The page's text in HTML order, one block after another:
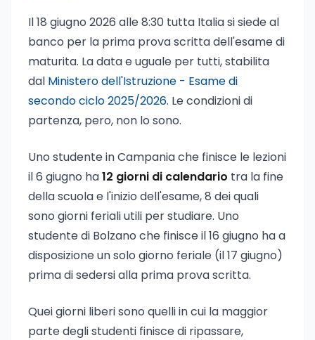
Il 18 giugno 2026 alle 8:30 tutta Italia si siede al
banco per la prima prova scritta dell'esame di
maturita. La data e uguale per tutti, stabilita
dal Ministero dell'Istruzione - Esame di
secondo ciclo 2025/2026. Le condizioni di
partenza, pero, non lo sono.
Uno studente in Campania che finisce le lezioni
il 6 giugno ha12 giorni di calendario tra la fine
della scuola e l'inizio dell'esame, 8 dei quali
sono giorni feriali utili per studiare. Uno
studente di Bolzano che finisce il 16 giugno ha a
disposizione un solo giorno feriale (il 17 giugno)
prima di sedersi alla prima prova scritta.
Quei giorni liberi sono quelli in cui la maggior
parte degli studenti finisce di ripassare,